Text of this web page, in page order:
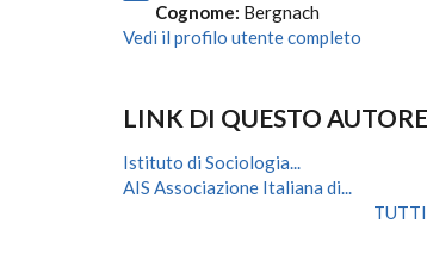
Cognome: Bergnach
Vedi il profilo utente completo
LINK DI QUESTO AUTORE
Istituto di Sociologia...
AIS Associazione Italiana di...